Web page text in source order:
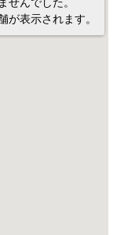
が表示されます。